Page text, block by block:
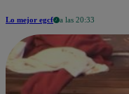
Lo mejor egcf a las 20:33